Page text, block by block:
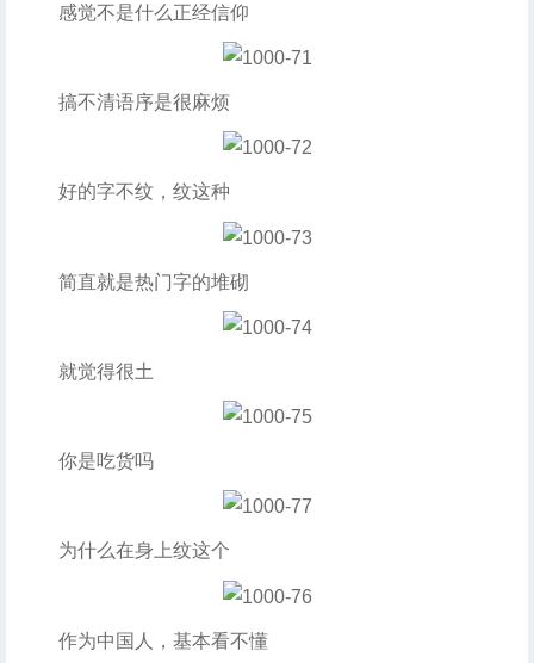
感觉不是什么正经信仰
搞不清语序是很麻烦
好的字不纹，纹这种
简直就是热门字的堆砌
就觉得很土
你是吃货吗
为什么在身上纹这个
作为中国人，基本看不懂